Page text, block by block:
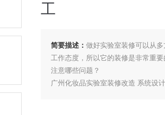
工
简要描述：做好实验室装修可以从
工作态度，所以它的装修是非常重
注意哪些问题？
广州化妆品实验室装修改造 系统设